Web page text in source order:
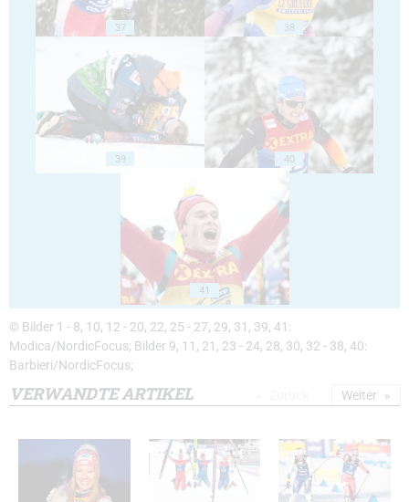
37 38
39 40
41
© Bilder 1 - 8, 10, 12 - 20, 22, 25 - 27, 29, 31, 39, 41:
Modica/NordicFocus; Bilder 9, 11, 21, 23 - 24, 28, 30, 32 - 38, 40:
Barbieri/NordicFocus;
VERWANDTE ARTIKEL Weiter